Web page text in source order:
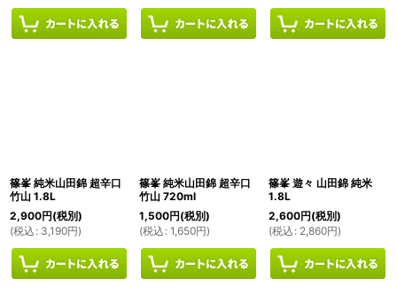
篠峯 純米山田錦 超辛口
竹山 1.8L
2,900円(税別)
(税込 : 3,190円)
篠峯 純米山田錦 超辛口
竹山 720ml
1,500円(税別)
(税込 : 1,650円)
篠峯 遊々 山田錦 純米
1.8L
2,600円(税別)
(税込 : 2,860円)